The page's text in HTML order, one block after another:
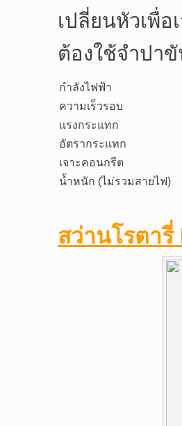
เปลี่ยนหัวเพื่อ
ต้องใช้จำปา
กำลังไฟฟ้า
ความเร็วรอบ
แรงกระแทก
อัตรากระแทก
เจาะคอนกรีต
น้ำหนัก (ไม่รวมสายไฟ)
สว่านโรตารี่